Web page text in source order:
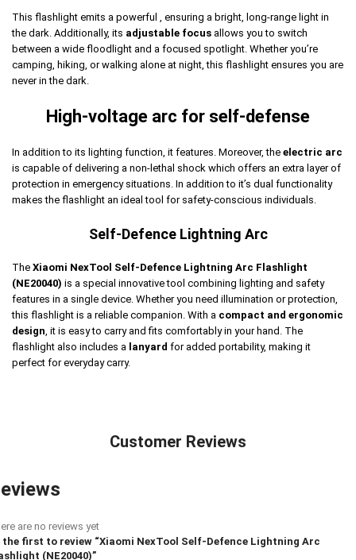
This flashlight emits a powerful , ensuring a bright, long-range light in
the dark. Additionally, its adjustable focus allows you to switch
between a wide floodlight and a focused spotlight. Whether you’re
camping, hiking, or walking alone at night, this flashlight ensures you are
never in the dark.
High-voltage arc for self-defense
In addition to its lighting function, it features. Moreover, the electric arc
is capable of delivering a non-lethal shock which offers an extra layer of
protection in emergency situations. In addition to it’s dual functionality
makes the flashlight an ideal tool for safety-conscious individuals.
Self-Defence Lightning Arc
The Xiaomi NexTool Self-Defence Lightning Arc Flashlight
(NE20040) is a special innovative tool combining lighting and safety
features in a single device. Whether you need illumination or protection,
this flashlight is a reliable companion. With a compact and ergonomic
design , it is easy to carry and fits comfortably in your hand. The
flashlight also includes a lanyard for added portability, making it
perfect for everyday carry.
Customer Reviews
are no reviews yet
the first to review “Xiaomi NexTool Self-Defence Lightning Arc
(NE20040)”